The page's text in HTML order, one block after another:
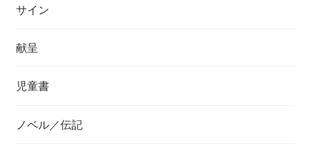
サイン
献呈
児童書
ノベル／伝記